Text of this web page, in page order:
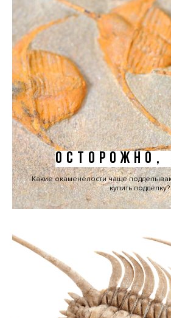
ОСТОРОЖНО,
Какие окаменелости чаще
купить подделку?